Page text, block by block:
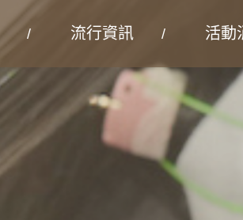
流行資訊 活動